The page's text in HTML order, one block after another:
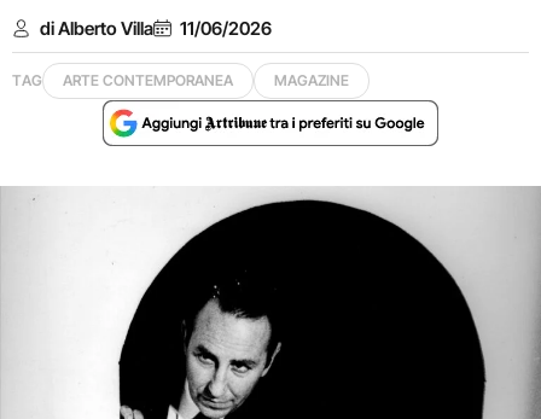
di Alberto Villa 11/06/2026
TAG ARTE CONTEMPORANEA MAGAZINE